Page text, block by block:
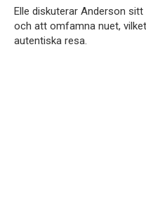
Elle diskuterar Anderson
och att omfamna nuet,
autentiska resa.